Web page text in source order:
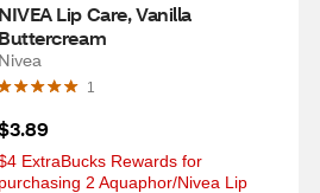
NIVEA Lip Care, Vanilla
Buttercream
Nivea
1
ExtraBucks Rewards for
purchasing 2 Aquaphor/Nivea Lip